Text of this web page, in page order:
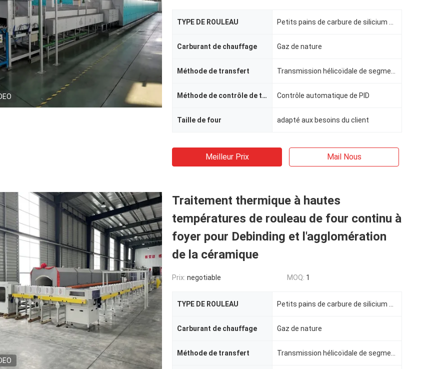
TYPE DE ROULEAU
Carburant de chauffage Gaz de nature
Méthode de transfert
Méthode de contrôle de température Contrôle automatique de PID
Taille de four adapté aux besoins du client
Meilleur Prix Mail Nous
Traitement thermique à hautes
températures de rouleau de four continu à
foyer pour Debinding et l'agglomération
de la céramique
Prix: negotiable MOQ: 1
TYPE DE ROULEAU
Carburant de chauffage Gaz de nature
Méthode de transfert